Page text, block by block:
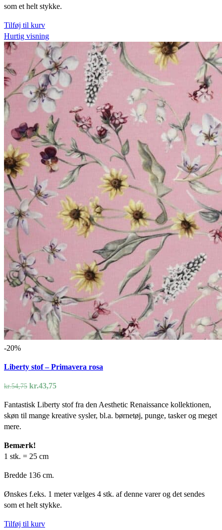
som et helt stykke.
Tilføj til kurv
Hurtig visning
-20%
Liberty stof – Primavera rosa
kr.54,75 Den
pris
var:
kr.43,75Den
pris
er:
Fantastisk Liberty stof fra den Aesthetic Renaissance kollektionen,
skøn til mange kreative sysler, bl.a. børnetøj, punge, tasker og meget
mere.
Bemærk!
1 stk. = 25 cm
Bredde 136 cm.
Ønskes f.eks. 1 meter vælges 4 stk. af denne varer og det sendes
som et helt stykke.
Tilføj til kurv